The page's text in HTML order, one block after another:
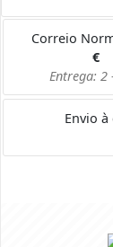
Correio
€
Entrega: 2
Envio